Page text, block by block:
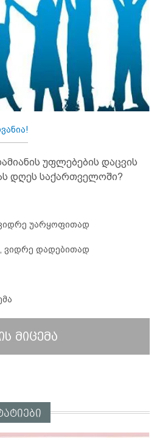
უფლებების დაცვის
დღეს საქართველოში?
უარყოფითად
დადებითად
მიცემა